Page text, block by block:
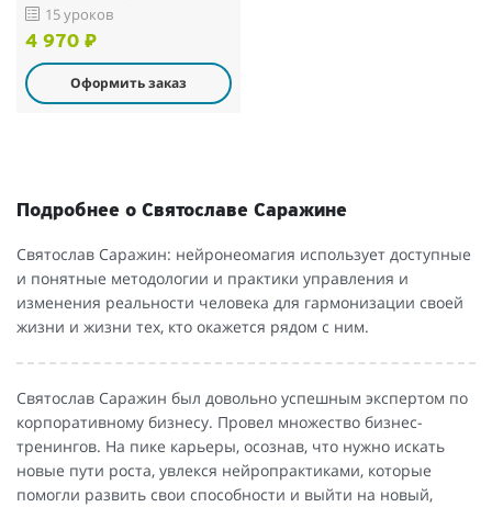
15 уроков
4 970 ₽
Оформить заказ
Подробнее о Святославе Саражине
Святослав Саражин: нейронеомагия использует доступные
и понятные методологии и практики управления и
изменения реальности человека для гармонизации своей
жизни и жизни тех, кто окажется рядом с ним.
Святослав Саражин был довольно успешным экспертом по
корпоративному бизнесу. Провел множество бизнес-
тренингов. На пике карьеры, осознав, что нужно искать
новые пути роста, увлекся нейропрактиками, которые
помогли развить свои способности и выйти на новый,